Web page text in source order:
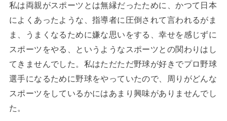
私は両親がスポーツとは無縁だったために、かつて日本
によくあったような、指導者に圧倒されて言われるがま
ま、うまくなるために嫌な思いをする、幸せを感じずに
スポーツをやる、というようなスポーツとの関わりはし
てきませんでした。私はただただ野球が好きでプロ野球
選手になるために野球をやっていたので、周りがどんな
スポーツをしているかにはあまり興味がありませんでし
た。